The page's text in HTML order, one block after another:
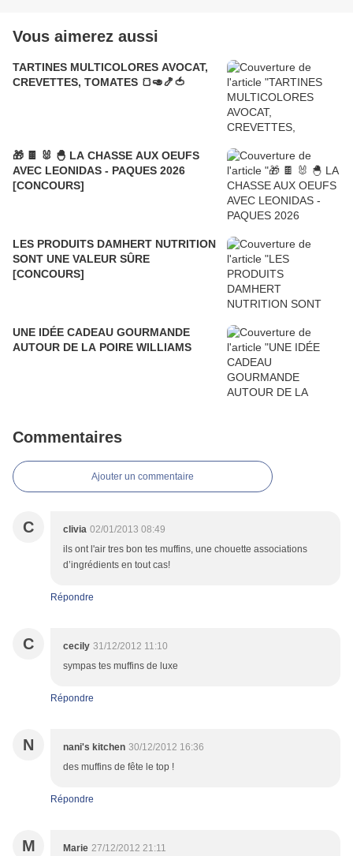
Vous aimerez aussi
TARTINES MULTICOLORES AVOCAT,
CREVETTES, TOMATES 🍞🥑🍤🍅
🎁 🍫 🐰 🐣 LA CHASSE AUX OEUFS
AVEC LEONIDAS - PAQUES 2026
[CONCOURS]
LES PRODUITS DAMHERT NUTRITION
SONT UNE VALEUR SÛRE
[CONCOURS]
UNE IDÉE CADEAU GOURMANDE
AUTOUR DE LA POIRE WILLIAMS
Commentaires
Ajouter un commentaire
C clivia 02/01/2013 08:49
ils ont l'air tres bon tes muffins, une chouette associations
d’ingrédients en tout cas!
Répondre
C cecily 31/12/2012 11:10
sympas tes muffins de luxe
Répondre
N nani's kitchen 30/12/2012 16:36
des muffins de fête le top !
Répondre
M Marie 27/12/2012 21:11